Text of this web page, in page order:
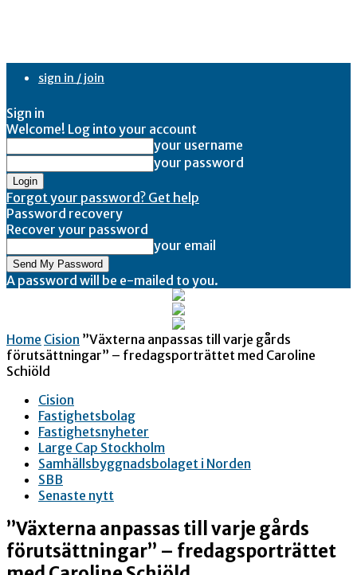
sign in / join
Sign in
Welcome! Log into your account
your username
your password
Forgot your password? Get help
Password recovery
Recover your password
your email
A password will be e-mailed to you.
Home Cision ”Växterna anpassas till varje gårds
förutsättningar” – fredagsporträttet med Caroline
Schiöld
Cision
Fastighetsbolag
Fastighetsnyheter
Large Cap Stockholm
Samhällsbyggnadsbolaget i Norden
SBB
Senaste nytt
”Växterna anpassas till varje gårds
förutsättningar” – fredagsporträttet